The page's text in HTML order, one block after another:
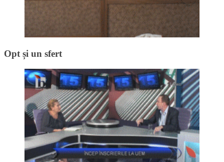
Opt și un sfert